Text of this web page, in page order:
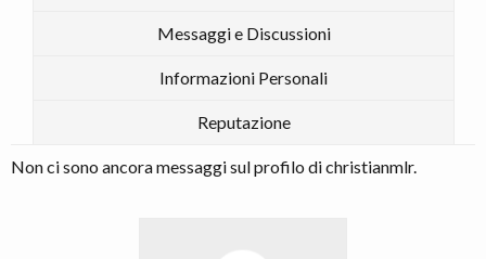
Messaggi e Discussioni
Informazioni Personali
Reputazione
Non ci sono ancora messaggi sul profilo di christianmlr.